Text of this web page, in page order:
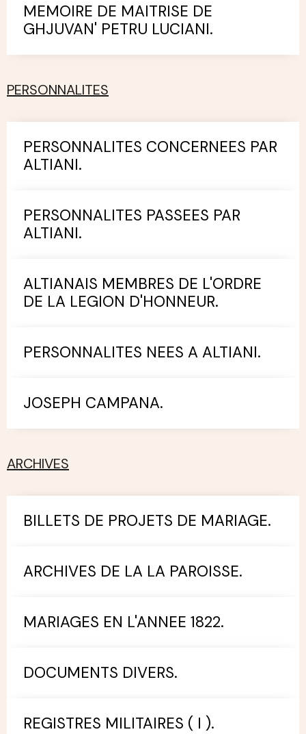
MEMOIRE DE MAITRISE DE
GHJUVAN' PETRU LUCIANI.
PERSONNALITES
PERSONNALITES CONCERNEES PAR
ALTIANI.
PERSONNALITES PASSEES PAR
ALTIANI.
ALTIANAIS MEMBRES DE L'ORDRE
DE LA LEGION D'HONNEUR.
PERSONNALITES NEES A ALTIANI.
JOSEPH CAMPANA.
ARCHIVES
BILLETS DE PROJETS DE MARIAGE.
ARCHIVES DE LA LA PAROISSE.
MARIAGES EN L'ANNEE 1822.
DOCUMENTS DIVERS.
REGISTRES MILITAIRES ( I ).